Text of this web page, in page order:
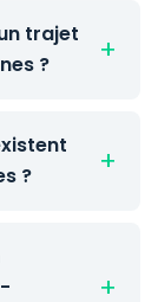
trajet
?
?